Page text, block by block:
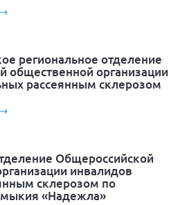
региональное отделение
общественной организации
рассеянным склерозом
Общероссийской
инвалидов
склерозом по
«Надежла»